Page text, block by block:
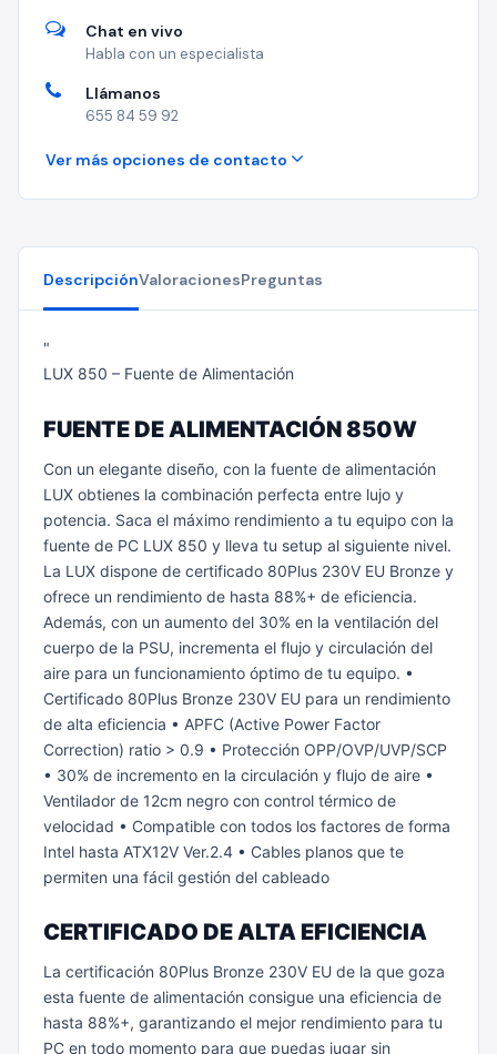
Chat en vivo
Habla con un especialista
Llámanos
655 84 59 92
Ver más opciones de contacto
DescripciónValoracionesPreguntas
"
LUX 850 – Fuente de Alimentación
FUENTE DE ALIMENTACIÓN 850W
Con un elegante diseño, con la fuente de alimentación
LUX obtienes la combinación perfecta entre lujo y
potencia. Saca el máximo rendimiento a tu equipo con la
fuente de PC LUX 850 y lleva tu setup al siguiente nivel.
La LUX dispone de certificado 80Plus 230V EU Bronze y
ofrece un rendimiento de hasta 88%+ de eficiencia.
Además, con un aumento del 30% en la ventilación del
cuerpo de la PSU, incrementa el flujo y circulación del
aire para un funcionamiento óptimo de tu equipo. •
Certificado 80Plus Bronze 230V EU para un rendimiento
de alta eficiencia • APFC (Active Power Factor
Correction) ratio > 0.9 • Protección OPP/OVP/UVP/SCP
• 30% de incremento en la circulación y flujo de aire •
Ventilador de 12cm negro con control térmico de
velocidad • Compatible con todos los factores de forma
Intel hasta ATX12V Ver.2.4 • Cables planos que te
permiten una fácil gestión del cableado
CERTIFICADO DE ALTA EFICIENCIA
La certificación 80Plus Bronze 230V EU de la que goza
esta fuente de alimentación consigue una eficiencia de
hasta 88%+, garantizando el mejor rendimiento para tu
PC en todo momento para que puedas jugar sin